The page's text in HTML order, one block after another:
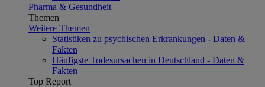
Pharma & Gesundheit
Themen
Weitere Themen
Statistiken zu psychischen Erkrankungen - Daten &
Fakten
Häufigste Todesursachen in Deutschland - Daten &
Fakten
Top Report